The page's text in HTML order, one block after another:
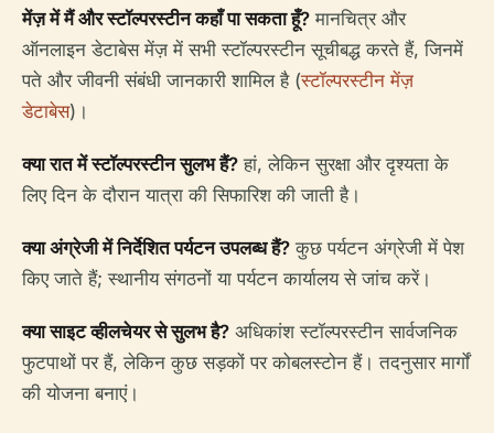
मेंज़ में मैं और स्टॉल्परस्टीन कहाँ पा सकता हूँ? मानचित्र और
ऑनलाइन डेटाबेस मेंज़ में सभी स्टॉल्परस्टीन सूचीबद्ध करते हैं, जिनमें
पते और जीवनी संबंधी जानकारी शामिल है (स्टॉल्परस्टीन मेंज़
डेटाबेस)।
क्या रात में स्टॉल्परस्टीन सुलभ हैं? हां, लेकिन सुरक्षा और दृश्यता के
लिए दिन के दौरान यात्रा की सिफारिश की जाती है।
क्या अंग्रेजी में निर्देशित पर्यटन उपलब्ध हैं? कुछ पर्यटन अंग्रेजी में पेश
किए जाते हैं; स्थानीय संगठनों या पर्यटन कार्यालय से जांच करें।
क्या साइट व्हीलचेयर से सुलभ है? अधिकांश स्टॉल्परस्टीन सार्वजनिक
फुटपाथों पर हैं, लेकिन कुछ सड़कों पर कोबलस्टोन हैं। तदनुसार मार्गों
की योजना बनाएं।